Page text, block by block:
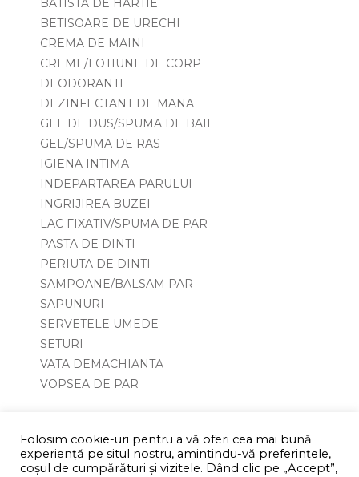
BATISTA DE HARTIE
BETISOARE DE URECHI
CREMA DE MAINI
CREME/LOTIUNE DE CORP
DEODORANTE
DEZINFECTANT DE MANA
GEL DE DUS/SPUMA DE BAIE
GEL/SPUMA DE RAS
IGIENA INTIMA
INDEPARTAREA PARULUI
INGRIJIREA BUZEI
LAC FIXATIV/SPUMA DE PAR
PASTA DE DINTI
PERIUTA DE DINTI
SAMPOANE/BALSAM PAR
SAPUNURI
SERVETELE UMEDE
SETURI
VATA DEMACHIANTA
VOPSEA DE PAR
Folosim cookie-uri pentru a vă oferi cea mai bună
experiență pe situl nostru, amintindu-vă preferințele,
coşul de cumpărături și vizitele. Dând clic pe „Accept”,